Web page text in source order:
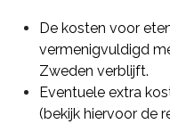
De kosten voor
vermenigvuldigd
Zweden verblijft.
Eventuele extra
(bekijk hiervoor de